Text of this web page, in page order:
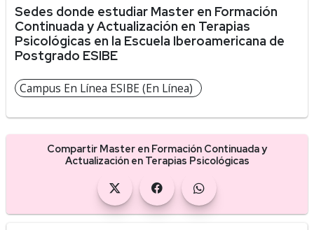
Sedes donde estudiar Master en Formación
Continuada y Actualización en Terapias
Psicológicas en la Escuela Iberoamericana de
Postgrado ESIBE
Campus En Línea ESIBE (En Línea)
Compartir Master en Formación Continuada y
Actualización en Terapias Psicológicas